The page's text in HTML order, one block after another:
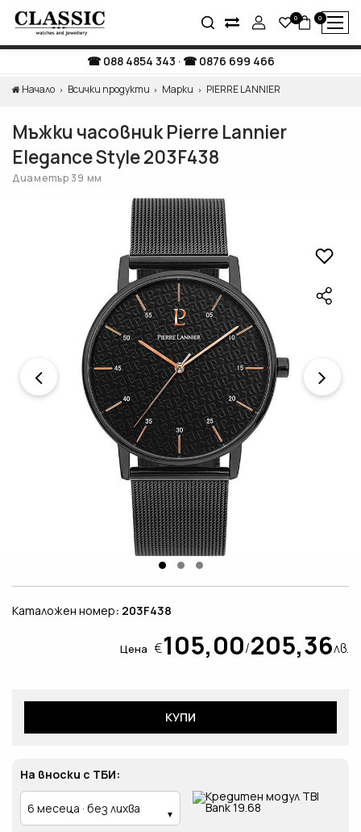
0 0
088 4854 343 · 0876 699 466
Начало Всички продукти Марки PIERRE LANNIER
Мъжки часовник Pierre Lannier
Elegance Style 203F438
Диаметър 39 мм
Каталожен номер: 203F438
Цена €105,00/205,36лв.
КУПИ
На вноски с ТБИ: